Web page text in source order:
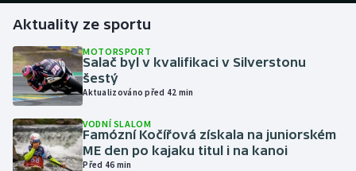
Gymnastika
Házená
Jezdectví
Judo
Aktuality ze sportu
MOTORSPORT
Salač byl v kvalifikaci v Silverstonu
šestý
Aktualizováno před 42 min
VODNÍ SLALOM
Famózní Kočířová získala na juniorském
ME den po kajaku titul i na kanoi
Před 46 min